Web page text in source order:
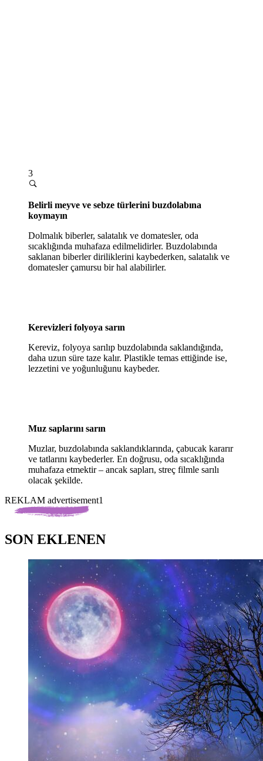
3
Belirli meyve ve sebze türlerini buzdolabına
koymayın
Dolmalık biberler, salatalık ve domatesler, oda
sıcaklığında muhafaza edilmelidirler. Buzdolabında
saklanan biberler diriliklerini kaybederken, salatalık ve
domatesler çamursu bir hal alabilirler.
Kerevizleri folyoya sarın
Kereviz, folyoya sarılıp buzdolabında saklandığında,
daha uzun süre taze kalır. Plastikle temas ettiğinde ise,
lezzetini ve yoğunluğunu kaybeder.
Muz saplarını sarın
Muzlar, buzdolabında saklandıklarında, çabucak kararır
ve tatlarını kaybederler. En doğrusu, oda sıcaklığında
muhafaza etmektir – ancak sapları, streç filmle sarılı
olacak şekilde.
REKLAM advertisement1
SON EKLENEN